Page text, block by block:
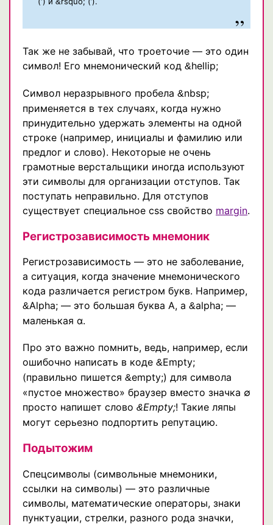
Так же не забывай, что троеточие — это один
символ! Его мнемонический код &hellip;
Символ неразрывного пробела &nbsp;
применяется в тех случаях, когда нужно
принудительно удержать элементы на одной
строке (например, инициалы и фамилию или
предлог и слово). Некоторые не очень
грамотные верстальщики иногда используют
эти символы для организации отступов. Так
поступать неправильно. Для отступов
существует специальное css свойство margin.
Регистрозависимость мнемоник
Регистрозависимость — это не заболевание,
а ситуация, когда значение мнемонического
кода различается регистром букв. Например,
&Alpha; — это большая буква Α, a &alpha; —
маленькая α.
Про это важно помнить, ведь, например, если
ошибочно написать в коде &Empty;
(правильно пишется &empty;) для символа
«пустое множество» браузер вместо значка ∅
просто напишет слово &Empty;! Такие ляпы
могут серьезно подпортить репутацию.
Подытожим
Спецсимволы (символьные мнемоники,
ссылки на символы) — это различные
символы, математические операторы, знаки
пунктуации, стрелки, разного рода значки,